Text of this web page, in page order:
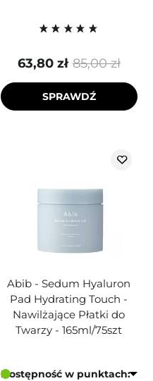
85,00 zł
63,80 zł
SPRAWDŹ
Abib - Sedum Hyaluron
Pad Hydrating Touch -
Nawilżające Płatki do
Twarzy - 165ml/75szt
Dostępność w punktach: